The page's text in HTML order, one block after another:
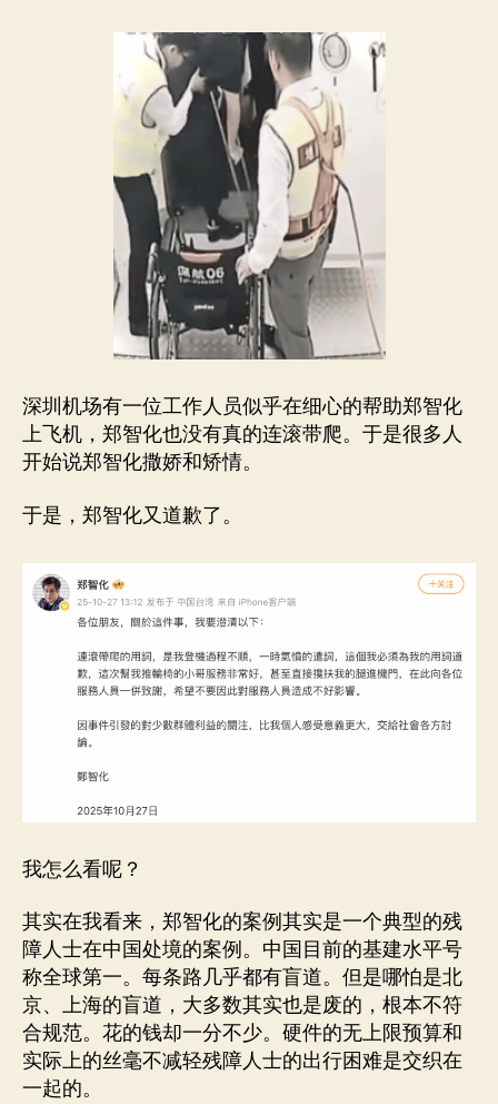
深圳机场有一位工作人员似乎在细心的帮助郑智化
上飞机，郑智化也没有真的连滚带爬。于是很多人
开始说郑智化撒娇和矫情。
于是，郑智化又道歉了。
我怎么看呢？
其实在我看来，郑智化的案例其实是一个典型的残
障人士在中国处境的案例。中国目前的基建水平号
称全球第一。每条路几乎都有盲道。但是哪怕是北
京、上海的盲道，大多数其实也是废的，根本不符
合规范。花的钱却一分不少。硬件的无上限预算和
实际上的丝毫不减轻残障人士的出行困难是交织在
一起的。